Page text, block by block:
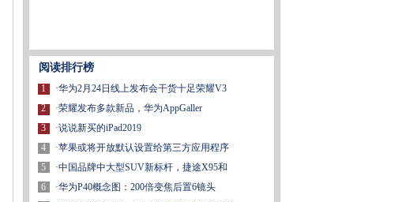
阅读排行榜
1
2
3
4
5
6
·华为2月24日线上发布会干货十足荣耀V3
·荣耀发布多款新品，华为AppGaller
·说说新买的iPad2019
·苹果或将开放默认设置给第三方应用程序
·中国品牌中大型SUV新标杆，捷途X95和
·华为P40概念图：200倍变焦后置6镜头